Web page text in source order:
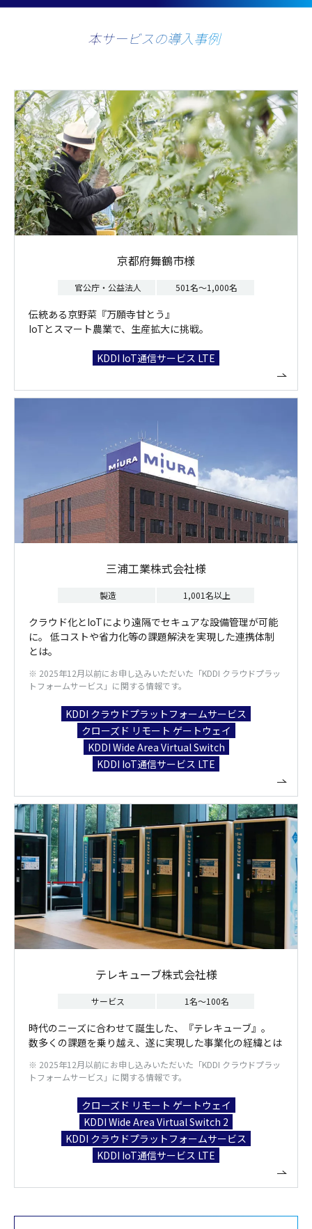
本サービスの導入事例
京都府舞鶴市様
官公庁・公益法人 501名～1,000名
伝統ある京野菜『万願寺甘とう』
IoTとスマート農業で、生産拡大に挑戦。
KDDI IoT通信サービス LTE
三浦工業株式会社様
製造 1,001名以上
クラウド化とIoTにより遠隔でセキュアな設備管理が可能
に。 低コストや省力化等の課題解決を実現した連携体制
とは。
※ 2025年12月以前にお申し込みいただいた「KDDI クラウドプラッ
トフォームサービス」に関する情報です。
KDDI クラウドプラットフォームサービス
クローズド リモート ゲートウェイ
KDDI Wide Area Virtual Switch
KDDI IoT通信サービス LTE
テレキューブ株式会社様
サービス 1名～100名
時代のニーズに合わせて誕生した、『テレキューブ』。
数多くの課題を乗り越え、遂に実現した事業化の経緯とは
※ 2025年12月以前にお申し込みいただいた「KDDI クラウドプラッ
トフォームサービス」に関する情報です。
クローズド リモート ゲートウェイ
KDDI Wide Area Virtual Switch 2
KDDI クラウドプラットフォームサービス
KDDI IoT通信サービス LTE